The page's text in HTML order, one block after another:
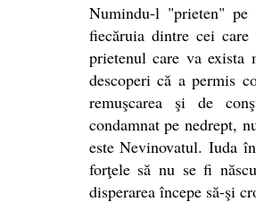
Numindu-l "prieten"
fiecăruia dintre cei
prietenul care va
descoperi că a permis
remuşcarea şi de
condamnat pe nedrept,
este Nevinovatul. Iuda
forţele să nu se fi
disperarea începe să-şi